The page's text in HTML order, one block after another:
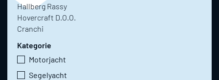
Hallberg Rassy
Hovercraft D.O.O.
Cranchi
Kategorie
Motorjacht
Segelyacht